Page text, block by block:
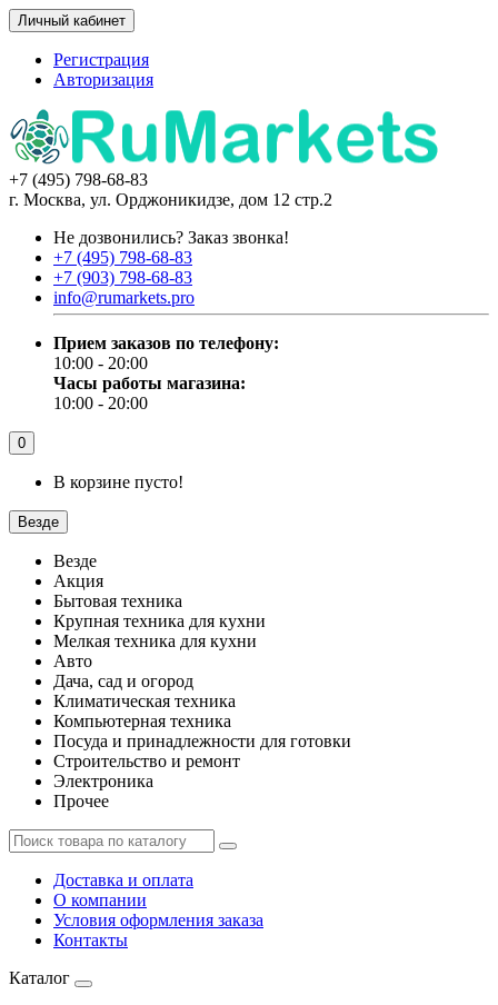
Личный кабинет
Регистрация
Авторизация
+7 (495) 798-68-83
г. Москва, ул. Орджоникидзе, дом 12 стр.2
Не дозвонились? Заказ звонка!
+7 (495) 798-68-83
+7 (903) 798-68-83
info@rumarkets.pro
Прием заказов по телефону:
10:00 - 20:00
Часы работы магазина:
10:00 - 20:00
0
В корзине пусто!
Везде
Везде
Акция
Бытовая техника
Крупная техника для кухни
Мелкая техника для кухни
Авто
Дача, сад и огород
Климатическая техника
Компьютерная техника
Посуда и принадлежности для готовки
Строительство и ремонт
Электроника
Прочее
Доставка и оплата
О компании
Условия оформления заказа
Контакты
Каталог